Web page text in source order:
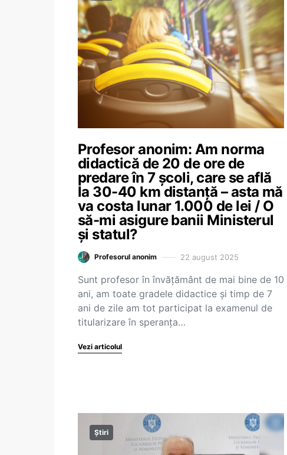
Profesor anonim: Am norma
didactică de 20 de ore de
predare în 7 școli, care se află
la 30-40 km distanță – asta mă
va costa lunar 1.000 de lei / O
să-mi asigure banii Ministerul
și statul?
Profesorul anonim 22 august 2025
Sunt profesor în învățământ de mai bine de 10
ani, am toate gradele didactice și timp de 7
ani de zile am tot participat la examenul de
titularizare în speranța…
Vezi articolul
Știri